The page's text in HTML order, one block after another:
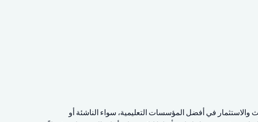
في أفضل المؤسسات التعليمية، سواء الناشئة أو